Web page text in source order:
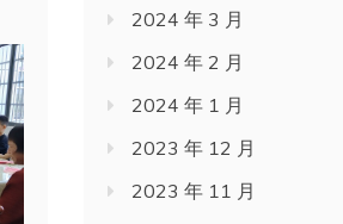
2024 年 3 月
2024 年 2 月
2024 年 1 月
2023 年 12 月
2023 年 11 月